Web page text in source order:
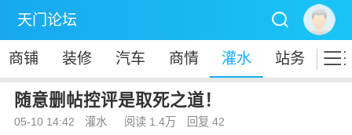
天门论坛 
商铺 装修 汽车 商情 灌水 站务 
随意删帖控评是取死之道！
05-10 14:42 灌水 阅读 1.4万 回复 42